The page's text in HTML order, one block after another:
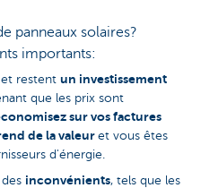
panneaux solaires?
importants:
et restent un investissement
que les prix sont
sur vos factures
de la valeur et vous êtes
d'énergie.
inconvénients, tels que les